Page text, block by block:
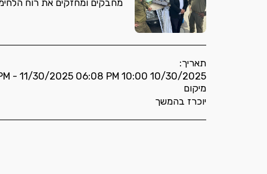
מחבקים ומחזקים את רוח
תאריך:
10/30/2025 10:00 PM - 11/30/2025 06:08 PM
מיקום
יוכרז בהמשך